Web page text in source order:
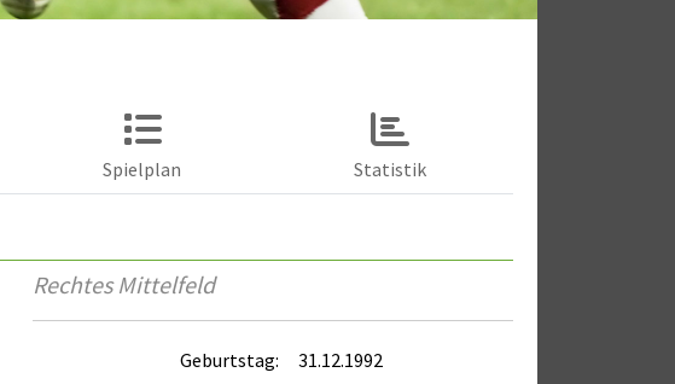
Spielplan Statistik
Rechtes Mittelfeld
Geburtstag:
31.12.1992